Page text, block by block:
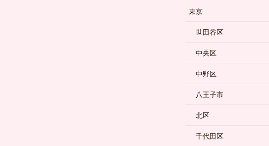
東京
世田谷区
中央区
中野区
八王子市
北区
千代田区